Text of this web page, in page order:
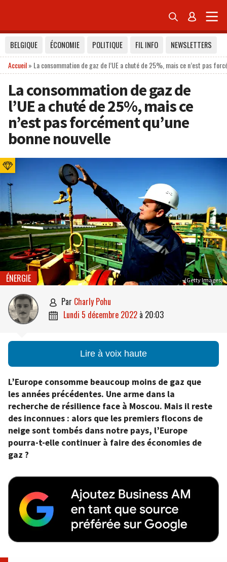
 
BELGIQUE ÉCONOMIE POLITIQUE FIL INFO
NEWSLETTERS
Accueil» La consommation de gaz de l’UE a chuté de 25%, mais ce n’est pas
La consommation de gaz de
l’UE a chuté de 25%, mais ce
n’est pas forcément qu’une
bonne nouvelle
(Getty Images)
ÉNERGIE
 par Charly Pohu
 lundi 5 décembre 2022 à 20:03
Lire à voix haute
L’Europe consomme beaucoup moins de gaz que
les années précédentes. Une arme dans la
recherche de résilience face à Moscou. Mais il reste
des inconnues : alors que les premiers flocons de
neige sont tombés dans notre pays, l’Europe
pourra-t-elle continuer à faire des économies de
gaz ?